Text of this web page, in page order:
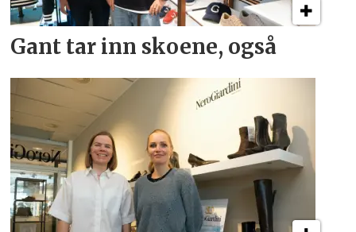
Gant tar inn skoene, også